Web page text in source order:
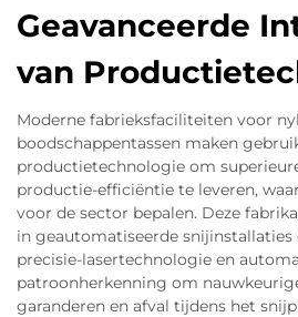
Geavanceerde
van
Moderne fabrieksfaciliteiten voor
boodschappentassen maken
productietechnologie om
productie-efficiëntie te leveren,
voor de sector bepalen. Deze
in geautomatiseerde
precisie-lasertechnologie en
patroonherkenning om
garanderen en afval tijdens het